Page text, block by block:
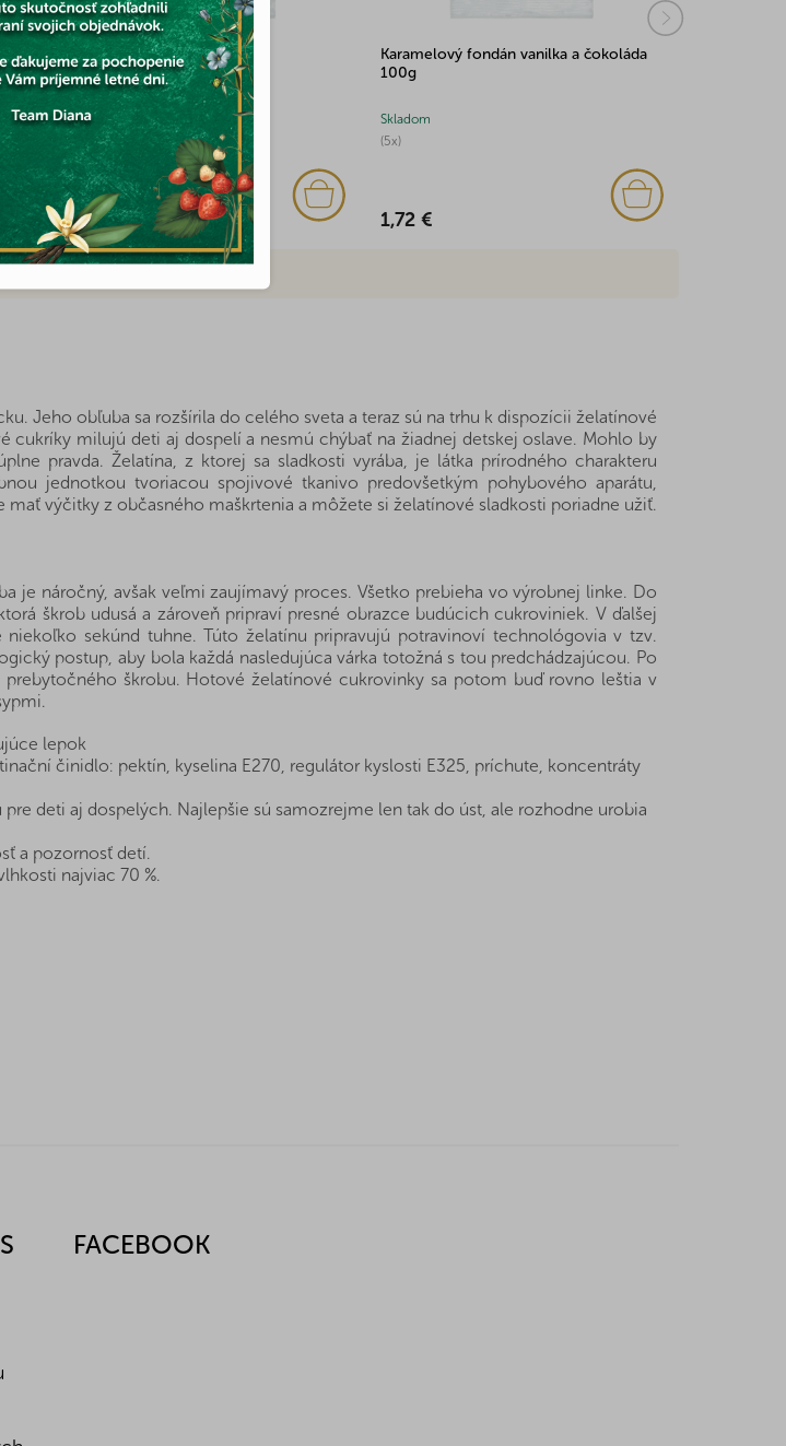
Mini ovocie bez cukru 100g
(5x)
Skladom
2,03 €
Karamelový fondán vanilka a čokoláda
100g
(5x)
Skladom
1,72 €
Jeho obľuba sa rozšírila do celého sveta a teraz sú na trhu k dispozícii želatínové
milujú deti aj dospelí a nesmú chýbať na žiadnej detskej oslave. Mohlo by
pravda. Želatína, z ktorej sa sladkosti vyrába, je látka prírodného charakteru
jednotkou tvoriacou spojivové tkanivo predovšetkým pohybového aparátu,
výčitky z občasného maškrtenia a môžete si želatínové sladkosti poriadne užiť.
náročný, avšak veľmi zaujímavý proces. Všetko prebieha vo výrobnej linke. Do
škrob udusá a zároveň pripraví presné obrazce budúcich cukroviniek. V ďalšej
sekúnd tuhne. Túto želatínu pripravujú potravinoví technológovia v tzv.
postup, aby bola každá nasledujúca várka totožná s tou predchádzajúcou. Po
škrobu. Hotové želatínové cukrovinky sa potom buď rovno leštia v
lepok
činidlo: pektín, kyselina E270, regulátor kyslosti E325, príchute, koncentráty
deti aj dospelých. Najlepšie sú samozrejme len tak do úst, ale rozhodne urobia
a pozornosť detí.
najviac 70 %.
FACEBOOK